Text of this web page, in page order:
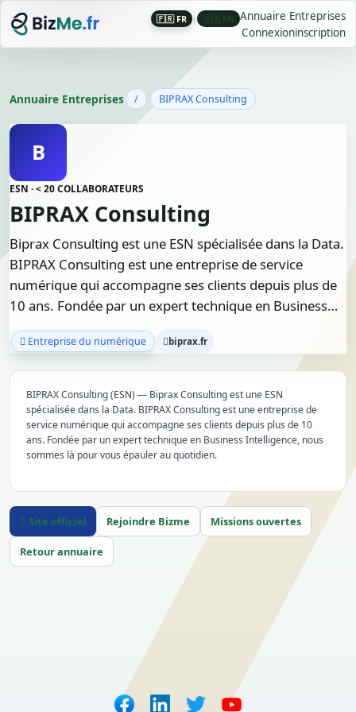
🇫🇷 FR |
Annuaire Entreprises
Connexioninscription
Annuaire Entreprises / BIPRAX Consulting
B
ESN · < 20 COLLABORATEURS
BIPRAX Consulting
Biprax Consulting est une ESN spécialisée dans la Data.
BIPRAX Consulting est une entreprise de service
numérique qui accompagne ses clients depuis plus de
10 ans. Fondée par un expert technique en Business…
Entreprise du numérique biprax.fr
BIPRAX Consulting (ESN) — Biprax Consulting est une ESN
spécialisée dans la Data. BIPRAX Consulting est une entreprise de
service numérique qui accompagne ses clients depuis plus de 10
ans. Fondée par un expert technique en Business Intelligence, nous
sommes là pour vous épauler au quotidien.
Site officiel Rejoindre Bizme Missions ouvertes
Retour annuaire